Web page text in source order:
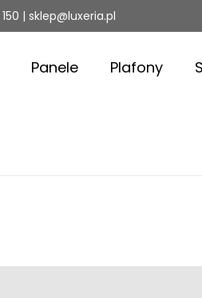
| sklep@luxeria.pl
Panele Plafony